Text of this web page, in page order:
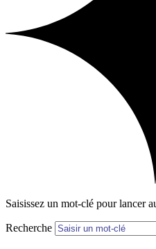
Saisissez un mot-clé pour lancer
Recherche